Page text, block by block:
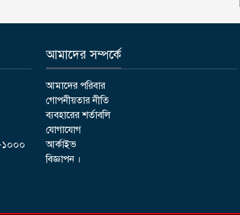
১০০০
আমাদের সম্পর্কে
আমাদের পরিবার
গোপনীয়তার নীতি
ব্যবহারের শর্তাবলি
যোগাযোগ
আর্কাইভ
বিজ্ঞাপন ।